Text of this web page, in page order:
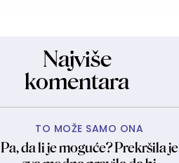
Najviše
komentara
TO MOŽE SAMO ONA
Pa, da li je moguće? Prekršila je